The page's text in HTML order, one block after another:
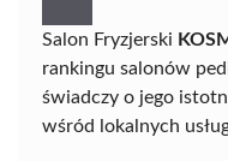
Salon Fryzjerski
rankingu salonów
świadczy o jego
wśród lokalnych